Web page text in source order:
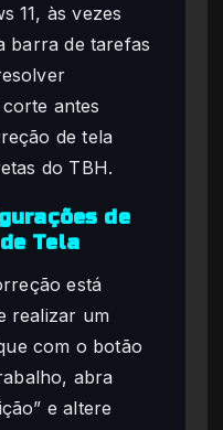
11, às vezes
barra de tarefas
antes
de tela
do TBH.
de
Tela
está
realizar um
com o botão
abra
e altere